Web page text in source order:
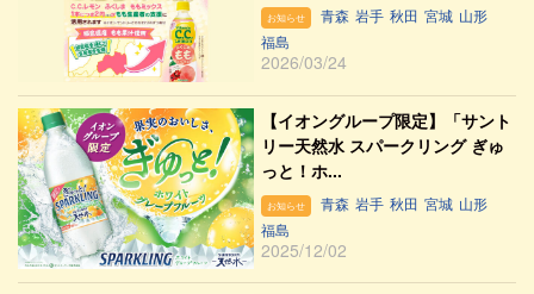
お知らせ 青森 岩手 秋田 宮城 山形
福島
2026/03/24
【イオングループ限定】「サント
リー天然水 スパークリング ぎゅ
っと！ホ...
お知らせ 青森 岩手 秋田 宮城 山形
福島
2025/12/02